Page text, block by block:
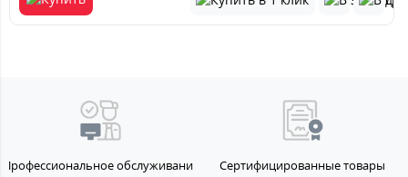
Профессиональное обслуживание Сертифицированные товары